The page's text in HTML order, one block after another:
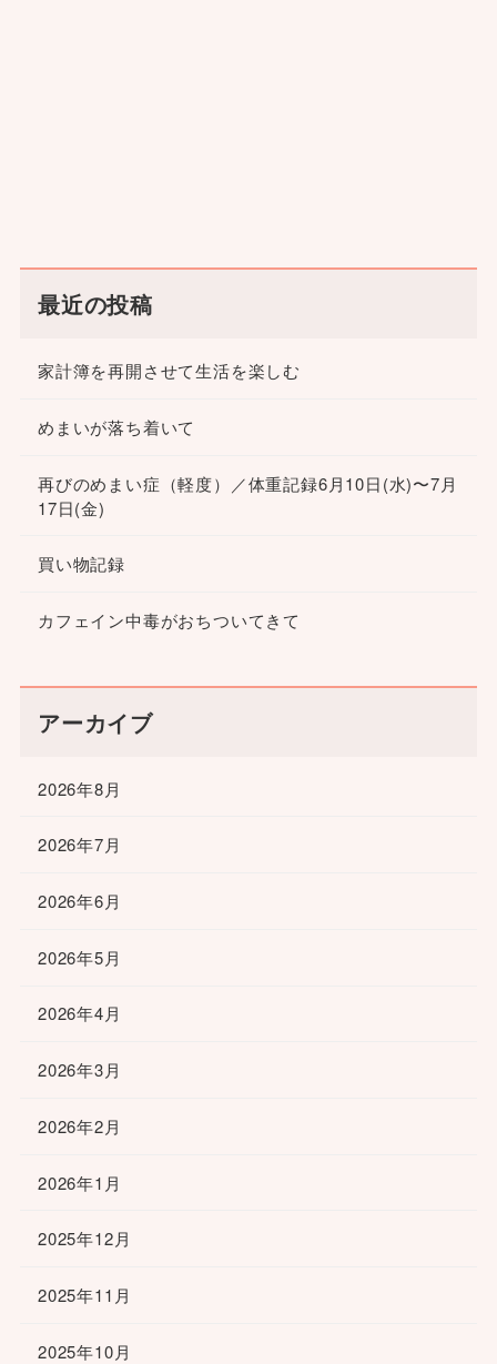
最近の投稿
家計簿を再開させて生活を楽しむ
めまいが落ち着いて
再びのめまい症（軽度）／体重記録6月10日(水)〜7月
17日(金)
買い物記録
カフェイン中毒がおちついてきて
アーカイブ
2026年8月
2026年7月
2026年6月
2026年5月
2026年4月
2026年3月
2026年2月
2026年1月
2025年12月
2025年11月
2025年10月